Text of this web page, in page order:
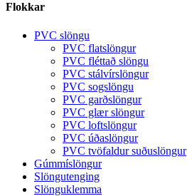
Flokkar
PVC slöngu
PVC flatslöngur
PVC fléttað slöngu
PVC stálvírslöngur
PVC sogslöngu
PVC garðslöngur
PVC glær slöngur
PVC loftslöngur
PVC úðaslöngur
PVC tvöfaldur suðuslöngur
Gúmmíslöngur
Slöngutenging
Slönguklemma